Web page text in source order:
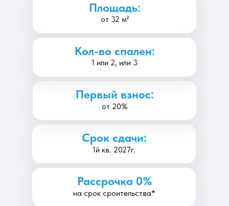
Площадь:
от 32 м²
Срок сдачи:
1й кв. 2027г.
Первый взнос:
от 20%
Рассрочка 0%
на срок сроительства*
Кол-во спален:
1 или 2, или 3